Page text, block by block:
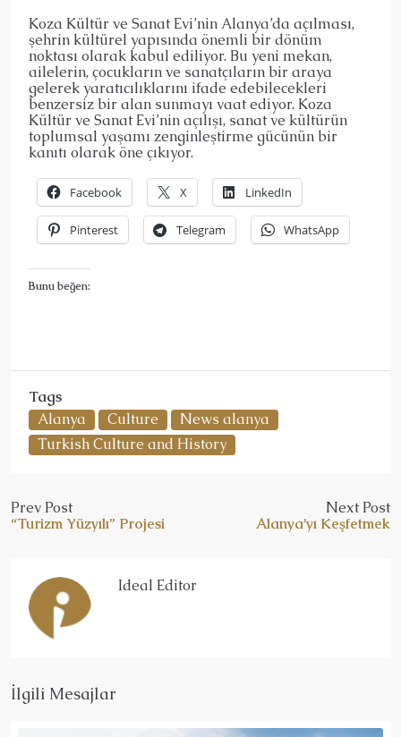
Koza Kültür ve Sanat Evi’nin Alanya’da açılması,
şehrin kültürel yapısında önemli bir dönüm
noktası olarak kabul ediliyor. Bu yeni mekan,
ailelerin, çocukların ve sanatçıların bir araya
gelerek yaratıcılıklarını ifade edebilecekleri
benzersiz bir alan sunmayı vaat ediyor. Koza
Kültür ve Sanat Evi’nin açılışı, sanat ve kültürün
toplumsal yaşamı zenginleştirme gücünün bir
kanıtı olarak öne çıkıyor.
Facebook X LinkedIn
Pinterest Telegram WhatsApp
Bunu beğen:
Tags
Alanya
Culture
News alanya
Turkish Culture and History
Prev Post
“Turizm Yüzyılı” Projesi
Next Post
Alanya’yı Keşfetmek
Ideal Editor
İlgili Mesajlar